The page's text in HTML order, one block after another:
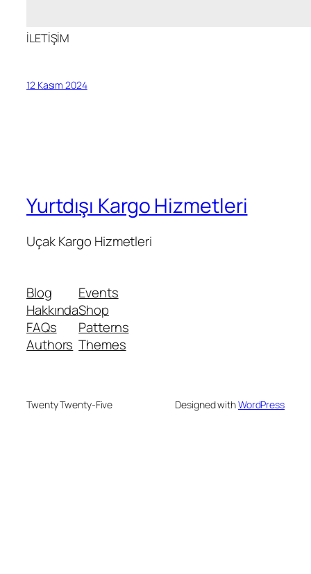
İLETİŞİM
12 Kasım 2024
Yurtdışı Kargo Hizmetleri
Uçak Kargo Hizmetleri
Blog
Hakkında
FAQs
Authors
Events
Shop
Patterns
Themes
Twenty Twenty-Five Designed withWordPress